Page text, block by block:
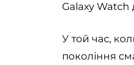
Galaxy Watch
У той час,
покоління